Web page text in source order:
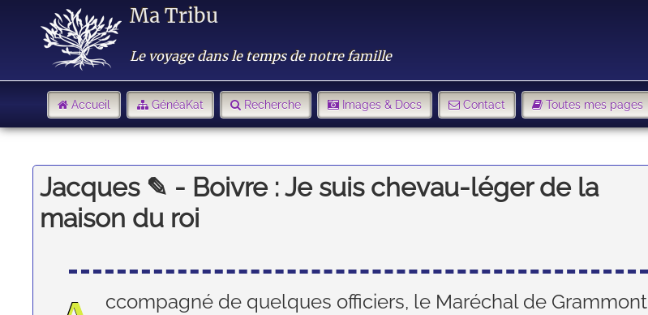
Ma Tribu
Le voyage dans le temps de notre famille
Accueil GénéaKat Recherche Images & Docs Contact Toutes mes pages
Jacques ✎ - Boivre : Je suis chevau-léger de la
maison du roi
ccompagné de quelques officiers, le Maréchal de Grammont